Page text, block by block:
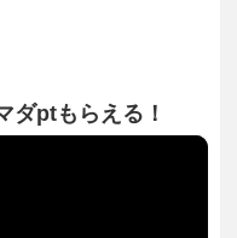
ダptもらえる！